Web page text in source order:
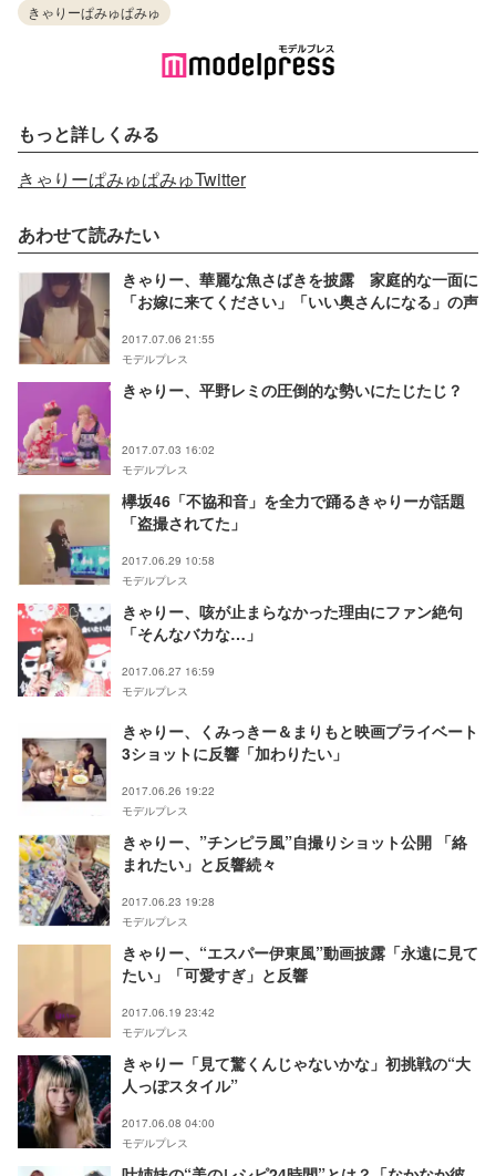
きゃりーぱみゅぱみゅ
もっと詳しくみる
きゃりーぱみゅぱみゅTwitter
あわせて読みたい
きゃりー、華麗な魚さばきを披露 家庭的な一面に
「お嫁に来てください」「いい奥さんになる」の声
2017.07.06 21:55
モデルプレス
きゃりー、平野レミの圧倒的な勢いにたじたじ？
2017.07.03 16:02
モデルプレス
欅坂46「不協和音」を全力で踊るきゃりーが話題
「盗撮されてた」
2017.06.29 10:58
モデルプレス
きゃりー、咳が止まらなかった理由にファン絶句
「そんなバカな…」
2017.06.27 16:59
モデルプレス
きゃりー、くみっきー＆まりもと映画プライベート
3ショットに反響「加わりたい」
2017.06.26 19:22
モデルプレス
きゃりー、”チンピラ風”自撮りショット公開 「絡
まれたい」と反響続々
2017.06.23 19:28
モデルプレス
きゃりー、“エスパー伊東風”動画披露「永遠に見て
たい」「可愛すぎ」と反響
2017.06.19 23:42
モデルプレス
きゃりー「見て驚くんじゃないかな」初挑戦の“大
人っぽスタイル”
2017.06.08 04:00
モデルプレス